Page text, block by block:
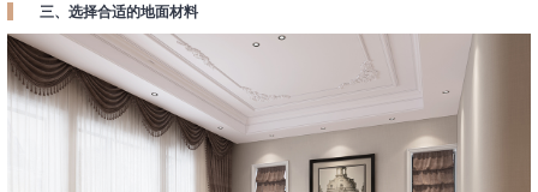
三、选择合适的地面材料